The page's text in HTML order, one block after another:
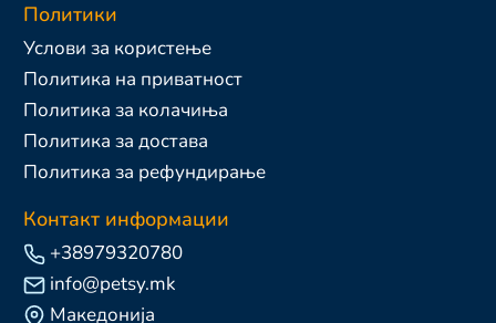
Политики
Услови за користење
Политика на приватност
Политика за колачиња
Политика за достава
Политика за рефундирање
Контакт информации
+38979320780
info@petsy.mk
Македонија